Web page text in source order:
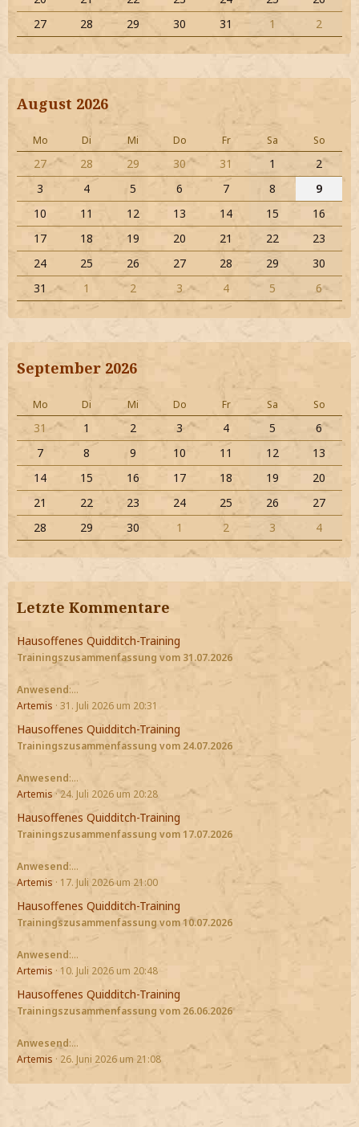
27
28 29 30 31 1 2
August 2026
Mo Di Mi Do Fr Sa So
27 28 29 30 31 1
2
3
4 5 6 7 8
9
10
11 12 13 14 15
16
17
18 19 20 21 22
23
24
25 26 27 28 29
30
31
1 2 3 4 5 6
September 2026
Mo Di Mi Do Fr Sa So
31 1 2 3 4 5
6
7
8 9 10 11 12
13
14
15 16 17 18 19
20
21
22 23 24 25 26
27
28
29 30 1 2 3 4
Letzte Kommentare
Hausoffenes Quidditch-Training
Trainingszusammenfassung vom 31.07.2026
Anwesend:…
Artemis 31. Juli 2026 um 20:31
Hausoffenes Quidditch-Training
Trainingszusammenfassung vom 24.07.2026
Anwesend:…
Artemis 24. Juli 2026 um 20:28
Hausoffenes Quidditch-Training
Trainingszusammenfassung vom 17.07.2026
Anwesend:…
Artemis
17. Juli 2026 um 21:00
Hausoffenes Quidditch-Training
Trainingszusammenfassung vom 10.07.2026
Anwesend:…
Artemis
10. Juli 2026 um 20:48
Hausoffenes Quidditch-Training
Trainingszusammenfassung vom 26.06.2026
Anwesend:…
Artemis
26. Juni 2026 um 21:08